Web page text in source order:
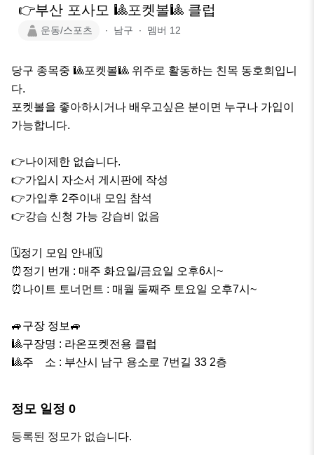
👉부산 포사모 🎱포켓볼🎱 클럽
운동/스포츠 ∙ 남구 ∙ 멤버 12
당구 종목중 🎱포켓볼🎱 위주로 활동하는 친목 동호회입니
다.
포켓볼을 좋아하시거나 배우고싶은 분이면 누구나 가입이
가능합니다.
👉나이제한 없습니다.
👉가입시 자소서 게시판에 작성
👉가입후 2주이내 모임 참석
👉강습 신청 가능 강습비 없음
🗓정기 모임 안내🗓
⏰️정기 번개 : 매주 화요일/금요일 오후6시~
⏰️나이트 토너먼트 : 매월 둘째주 토요일 오후7시~
🚙구장 정보🚙
🎱구장명 : 라온포켓전용 클럽
🎱주    소 : 부산시 남구 용소로 7번길 33 2층
정모 일정 0
등록된 정모가 없습니다.